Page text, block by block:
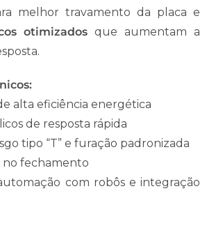
melhor travamento da placa e
otimizados que aumentam a
alta eficiência energética
de resposta rápida
tipo “T” e furação padronizada
no fechamento
com robôs e integração